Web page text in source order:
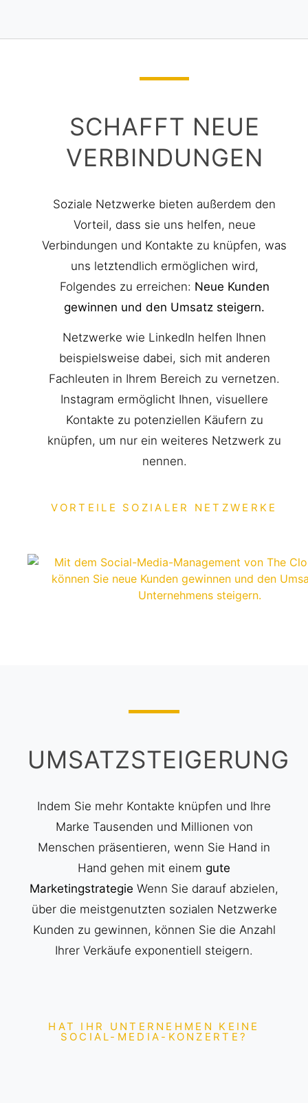
SCHAFFT NEUE
VERBINDUNGEN
Soziale Netzwerke bieten außerdem den
Vorteil, dass sie uns helfen, neue
Verbindungen und Kontakte zu knüpfen, was
uns letztendlich ermöglichen wird,
Folgendes zu erreichen: Neue Kunden
gewinnen und den Umsatz steigern.
Netzwerke wie LinkedIn helfen Ihnen
beispielsweise dabei, sich mit anderen
Fachleuten in Ihrem Bereich zu vernetzen.
Instagram ermöglicht Ihnen, visuellere
Kontakte zu potenziellen Käufern zu
knüpfen, um nur ein weiteres Netzwerk zu
nennen.
VORTEILE SOZIALER NETZWERKE
UMSATZSTEIGERUNG
Indem Sie mehr Kontakte knüpfen und Ihre
Marke Tausenden und Millionen von
Menschen präsentieren, wenn Sie Hand in
Hand gehen mit einem gute
Marketingstrategie Wenn Sie darauf abzielen,
über die meistgenutzten sozialen Netzwerke
Kunden zu gewinnen, können Sie die Anzahl
Ihrer Verkäufe exponentiell steigern.
HAT IHR UNTERNEHMEN KEINE
SOCIAL-MEDIA-KONZERTE?